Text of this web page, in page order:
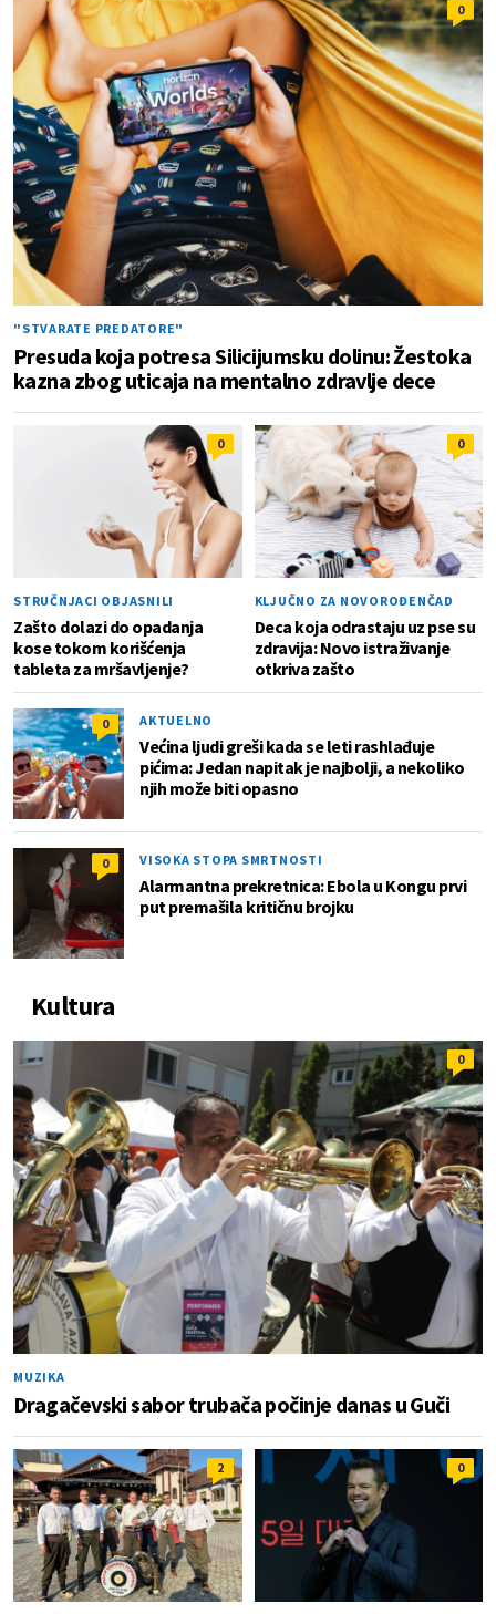
0
"STVARATE PREDATORE"
Presuda koja potresa Silicijumsku dolinu: Žestoka
kazna zbog uticaja na mentalno zdravlje dece
0
STRUČNJACI OBJASNILI
Zašto dolazi do opadanja
kose tokom korišćenja
tableta za mršavljenje?
0
KLJUČNO ZA NOVOROĐENČAD
Deca koja odrastaju uz pse su
zdravija: Novo istraživanje
otkriva zašto
0 AKTUELNO
Većina ljudi greši kada se leti rashlađuje
pićima: Jedan napitak je najbolji, a nekoliko
njih može biti opasno
0 VISOKA STOPA SMRTNOSTI
Alarmantna prekretnica: Ebola u Kongu prvi
put premašila kritičnu brojku
Kultura
0
MUZIKA
Dragačevski sabor trubača počinje danas u Guči
2 0